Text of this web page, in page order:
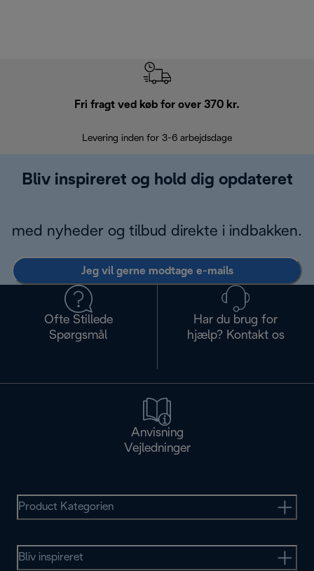
Fri fragt ved køb for over 370 kr.
Levering inden for 3-6 arbejdsdage
Bliv inspireret og hold dig opdateret
med nyheder og tilbud direkte i indbakken.
Jeg vil gerne modtage e-mails
Ofte Stillede
Spørgsmål
Har du brug for
hjælp? Kontakt os
Anvisning
Vejledninger
Product Kategorien
Bliv inspireret